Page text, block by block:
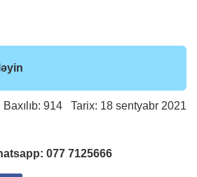
Baxılıb: 914 Tarix: 18 sentyabr 2021
077 7125666